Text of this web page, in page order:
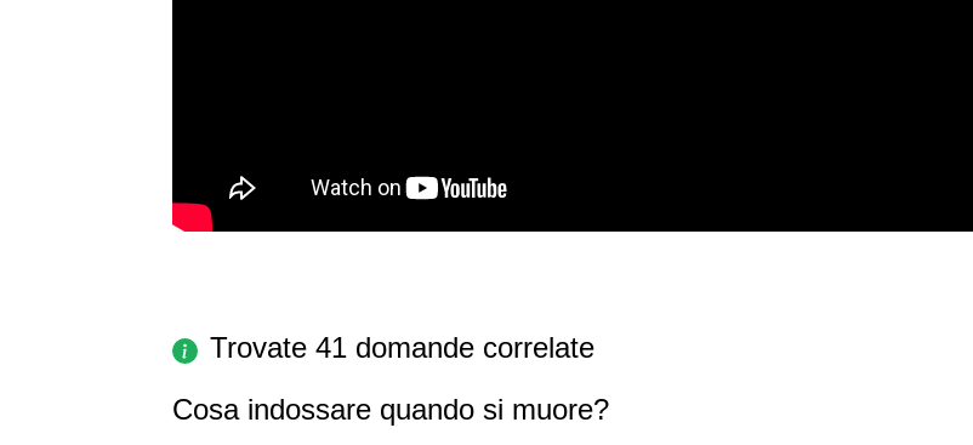
Trovate 41 domande correlate
Cosa indossare quando si muore?